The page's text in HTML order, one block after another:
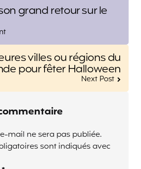
grand retour sur le
villes ou régions du
pour fêter Halloween
Next Post
mail ne sera pas publiée.
sont indiqués avec